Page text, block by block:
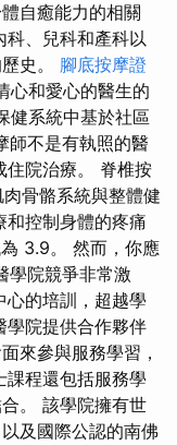
自癒能力的相關
、兒科和產科以
史。 腳底按摩證
心和愛心的醫生的
健系統中基於社區
師不是有執照的醫
住院治療。 脊椎按
骨骼系統與整體健
和控制身體的疼痛
3.9。 然而，你應
學院競爭非常激
心的培訓，超越學
學院提供合作夥伴
來參與服務學習，
課程還包括服務學
。 該學院擁有世
及國際公認的南佛